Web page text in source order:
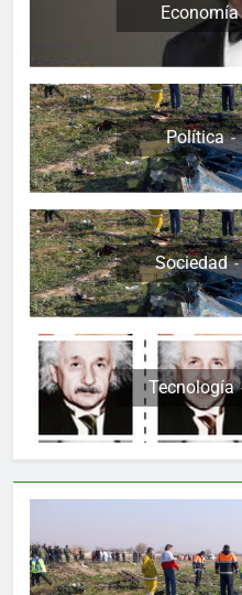
Economía
Política
Sociedad
Tecnología